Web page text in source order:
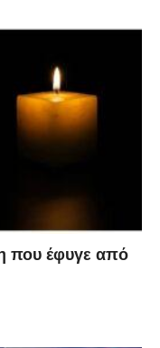
που έφυγε από